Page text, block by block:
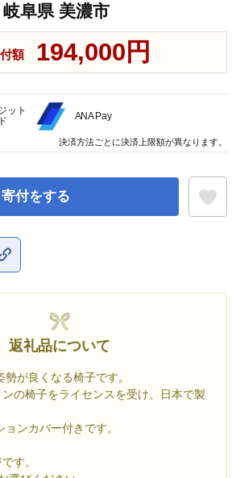
阜県 美濃市
額 194,000円
寄付をする
返礼品について
が良くなる椅子です。
ンの椅子をライセンスを受け、日本で製
ンカバー付きです。
す。
ット
ANA Pay
決済方法ごとに決済上限額が異なります。